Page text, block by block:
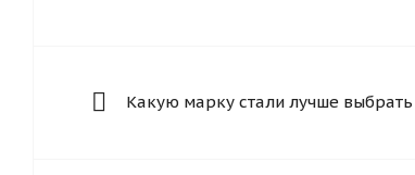
Какую марку стали лучше